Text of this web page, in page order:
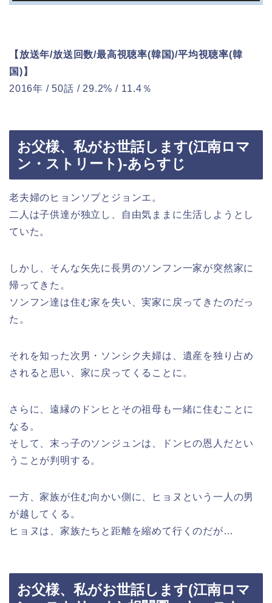
【放送年/放送回数/最高視聴率(韓国)/平均視聴率(韓
国)】
2016年 / 50話 / 29.2% / 11.4％
お父様、私がお世話します(江南ロマ
ン・ストリート)-あらすじ
老夫婦のヒョンソプとジョンエ。
二人は子供達が独立し、自由気ままに生活しようとし
ていた。
しかし、そんな矢先に長男のソンフン一家が突然家に
帰ってきた。
ソンフン達は住む家を失い、実家に戻ってきたのだっ
た。
それを知った次男・ソンシク夫婦は、遺産を独り占め
されると思い、家に戻ってくることに。
さらに、遠縁のドンヒとその祖母も一緒に住むことに
なる。
そして、末っ子のソンジュンは、ドンヒの恩人だとい
うことが判明する。
一方、家族が住む向かい側に、ヒョヌという一人の男
が越してくる。
ヒョヌは、家族たちと距離を縮めて行くのだが…
お父様、私がお世話します(江南ロマ